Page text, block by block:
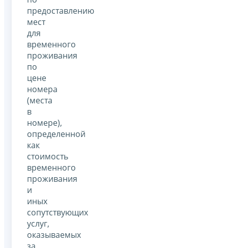
предоставлению
мест
для
временного
проживания
по
цене
номера
(места
в
номере),
определенной
как
стоимость
временного
проживания
и
иных
сопутствующих
услуг,
оказываемых
за